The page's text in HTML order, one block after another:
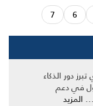
يوسف
الدوسر 6
7
دور الذكاء
في دعم
المزيد